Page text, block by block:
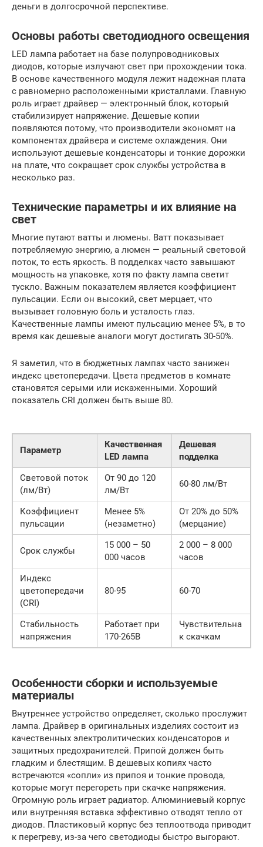
деньги в долгосрочной перспективе.
Основы работы светодиодного освещения
LED лампа работает на базе полупроводниковых
диодов, которые излучают свет при прохождении тока.
В основе качественного модуля лежит надежная плата
с равномерно расположенными кристаллами. Главную
роль играет драйвер — электронный блок, который
стабилизирует напряжение. Дешевые копии
появляются потому, что производители экономят на
компонентах драйвера и системе охлаждения. Они
используют дешевые конденсаторы и тонкие дорожки
на плате, что сокращает срок службы устройства в
несколько раз.
Технические параметры и их влияние на
свет
Многие путают ватты и люмены. Ватт показывает
потребляемую энергию, а люмен — реальный световой
поток, то есть яркость. В подделках часто завышают
мощность на упаковке, хотя по факту лампа светит
тускло. Важным показателем является коэффициент
пульсации. Если он высокий, свет мерцает, что
вызывает головную боль и усталость глаз.
Качественные лампы имеют пульсацию менее 5%, в то
время как дешевые аналоги могут достигать 30-50%.
Я заметил, что в бюджетных лампах часто занижен
индекс цветопередачи. Цвета предметов в комнате
становятся серыми или искаженными. Хороший
показатель CRI должен быть выше 80.
Параметр
Качественная
LED лампа
Дешевая
подделка
Световой поток
(лм/Вт)
От 90 до 120
лм/Вт
60-80 лм/Вт
Коэффициент
пульсации
Менее 5%
(незаметно)
От 20% до 50%
(мерцание)
Срок службы
15 000 – 50
000 часов
2 000 – 8 000
часов
Индекс
цветопередачи
(CRI)
80-95 60-70
Стабильность
напряжения
Работает при
170-265В
Чувствительна
к скачкам
Особенности сборки и используемые
материалы
Внутреннее устройство определяет, сколько прослужит
лампа. Драйвер в оригинальных изделиях состоит из
качественных электролитических конденсаторов и
защитных предохранителей. Припой должен быть
гладким и блестящим. В дешевых копиях часто
встречаются «сопли» из припоя и тонкие провода,
которые могут перегореть при скачке напряжения.
Огромную роль играет радиатор. Алюминиевый корпус
или внутренняя вставка эффективно отводят тепло от
диодов. Пластиковый корпус без теплоотвода приводит
к перегреву, из-за чего светодиоды быстро выгорают.